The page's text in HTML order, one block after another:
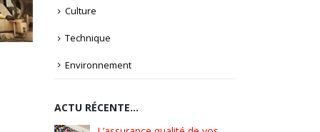
Culture
Technique
Environnement
ACTU RÉCENTE…